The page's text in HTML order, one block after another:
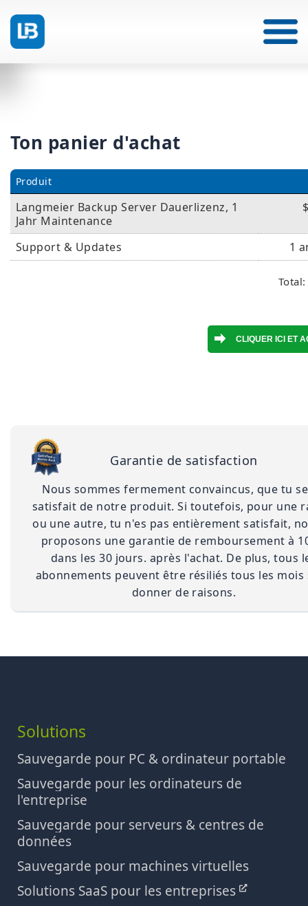
Ton panier d'achat
Produit
Langmeier Backup Server Dauerlizenz, 1
Jahr Maintenance
Support & Updates 1
Garantie de satisfaction
Nous sommes fermement convaincus, que tu
satisfait de notre produit. Si toutefois, pour une
ou une autre, tu n'es pas entièrement satisfait,
proposons une garantie de remboursement à
dans les 30 jours. après l'achat. De plus, tous
abonnements peuvent être résiliés tous les mois
donner de raisons.
Solutions
Sauvegarde pour PC & ordinateur portable
Sauvegarde pour les ordinateurs de
l'entreprise
Sauvegarde pour serveurs & centres de
données
Sauvegarde pour machines virtuelles
Solutions SaaS pour les entreprises